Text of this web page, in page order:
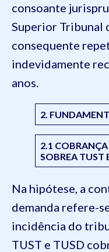
consoante
Superior Tribunal
consequente
indevidamente
anos.
2.
2.1
SOBREA TUST
Na hipótese, a
demanda refere-
incidência do
TUST e TUSD